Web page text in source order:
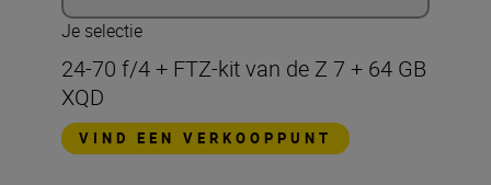
Je selectie
24-70 f/4 + FTZ-kit van de Z 7 + 64 GB
XQD
VIND EEN VERKOOPPUNT